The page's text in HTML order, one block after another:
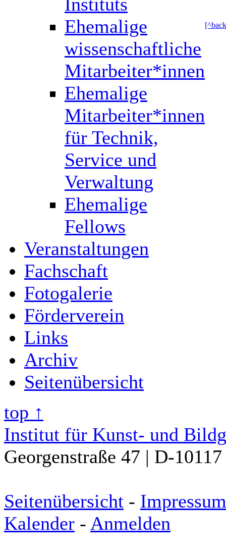
Ehemalige
wissenschaftliche
Mitarbeiter*innen
Ehemalige
Mitarbeiter*innen
für Technik,
Service und
Verwaltung
Ehemalige
Fellows
Veranstaltungen
Fachschaft
Fotogalerie
Förderverein
Links
Archiv
Seitenübersicht
top ↑
Institut für Kunst- und
Georgenstraße 47 | D-
Seitenübersicht - Impressum
Kalender - Anmelden